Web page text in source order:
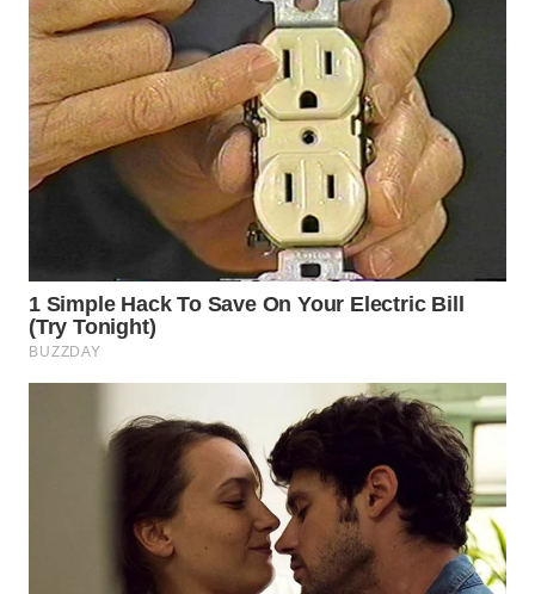
WN
CIREBON
WN
INDRAMAYU
WN
MAJALENGKA